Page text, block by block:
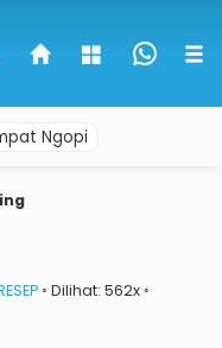
Ngopi
◦ Dilihat: 562x ◦